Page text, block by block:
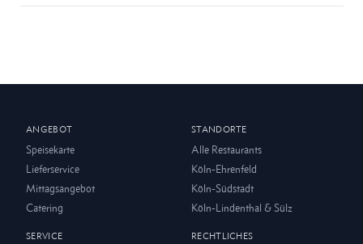
ANGEBOT
Speisekarte
Lieferservice
Mittagsangebot
Catering
STANDORTE
Alle Restaurants
Köln-Ehrenfeld
Köln-Südstadt
Köln-Lindenthal & Sülz
SERVICE RECHTLICHES